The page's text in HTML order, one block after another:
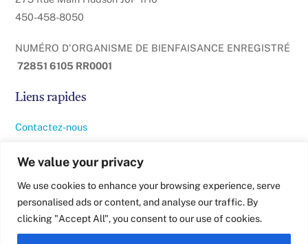
We value your privacy
We use cookies to enhance your browsing experience, serve
personalised ads or content, and analyse our traffic. By
clicking "Accept All", you consent to our use of cookies.
450-458-8050
NUMÉRO D'ORGANISME DE BIENFAISANCE ENREGISTRÉ
72851 6105 RR0001
Liens rapides
Contactez-nous
À propos de nous
Politique de confidentialité
Termes et conditions